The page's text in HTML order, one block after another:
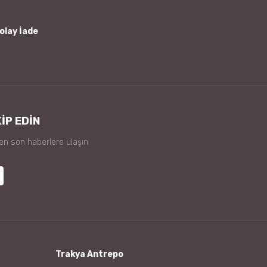
İade
EDİN
son haberlere ulaşın
Trakya Antrepo